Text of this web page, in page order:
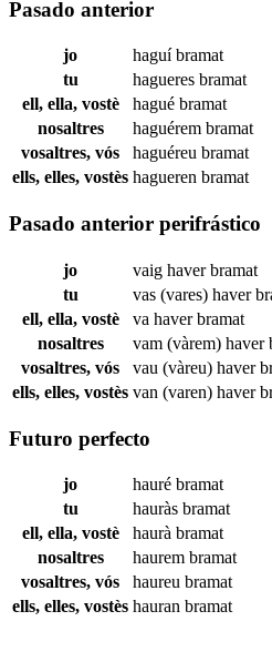
Pasado anterior
jo haguíbramat
tu
hagueres bramat
ell, ella, vostè
hagué bramat
nosaltres
haguérem bramat
vosaltres, vós
haguéreu bramat
ells, elles, vostès hagueren bramat
Pasado anterior perifrástico
jo vaig haverbramat
tu
vas (vares) haver
ell, ella, vostè
va haverbramat
nosaltres
vam (vàrem) haver
vosaltres, vós
vau (vàreu) haver
ells, elles, vostès van (varen) haver
Futuro perfecto
jo hauré bramat
tu
hauràs bramat
ell, ella, vostè
haurà bramat
nosaltres
haurem bramat
vosaltres, vós
haureu bramat
ells, elles, vostès hauran bramat